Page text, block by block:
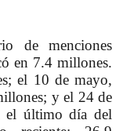
de menciones
en 7.4 millones.
el 10 de mayo,
y el 24 de
el último día del